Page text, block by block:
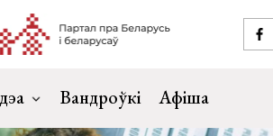
Вандроўкі Афіша